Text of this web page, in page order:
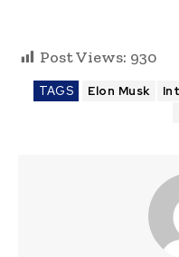
Post Views: 930
TAGS Elon Musk